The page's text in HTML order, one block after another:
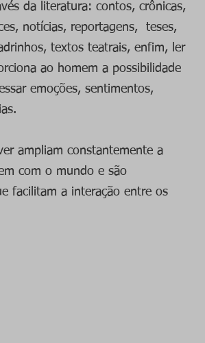
da literatura: contos, crônicas,
notícias, reportagens, teses,
textos teatrais, enfim, ler
ao homem a possibilidade
emoções, sentimentos,
ampliam constantemente a
com o mundo e são
facilitam a interação entre os